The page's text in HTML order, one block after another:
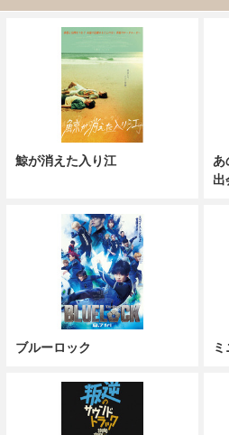
鯨が消えた入り江
あ
出
ブルーロック